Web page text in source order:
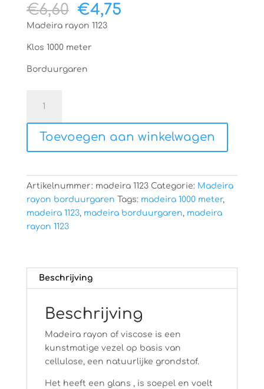
€6,60 Oorspronkelijke
prijs
€6,60.
€4,75Huidige
Madeira rayon 1123
Klos 1000 meter
Borduurgaren
rayon
1123
aantal
Toevoegen aan winkelwagen
Artikelnummer: madeira 1123 Categorie: Madeira
rayon borduurgaren Tags: madeira 1000 meter,
madeira 1123, madeira borduurgaren, madeira
rayon 1123
Beschrijving
Beschrijving
Madeira rayon of viscose is een
kunstmatige vezel op basis van
cellulose, een natuurlijke grondstof.
Het heeft een glans , is soepel en voelt